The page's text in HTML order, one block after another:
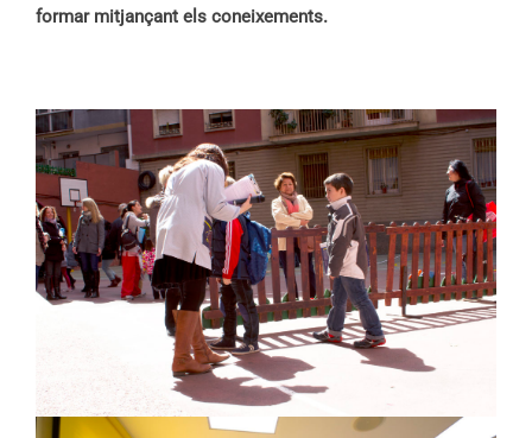
formar mitjançant els coneixements.